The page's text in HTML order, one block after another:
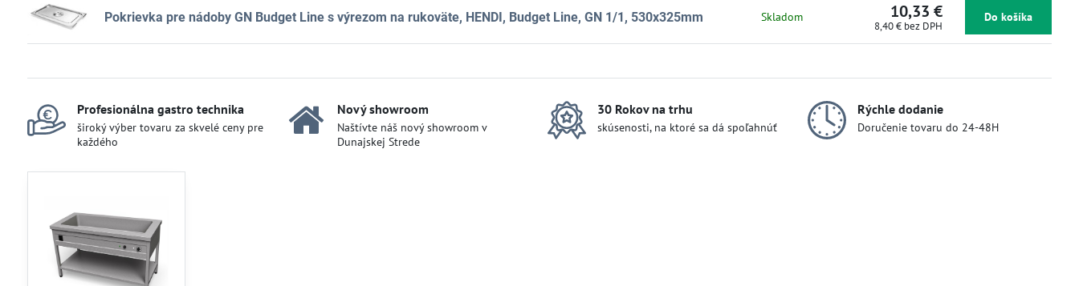
Pokrievka pre nádoby GN Budget Line s výrezom na rukoväte, HENDI, Budget Line, GN 1/1, 530x325mm Skladom 10,33 €
8,40 € bez DPH
Do košíka
Profesionálna gastro technika
široký výber tovaru za skvelé ceny pre
každého
Nový showroom
Naštívte náš nový showroom v
Dunajskej Strede
30 Rokov na trhu
skúsenosti, na ktoré sa dá spoľahnúť
Rýchle dodanie
Doručenie tovaru do 24-48H